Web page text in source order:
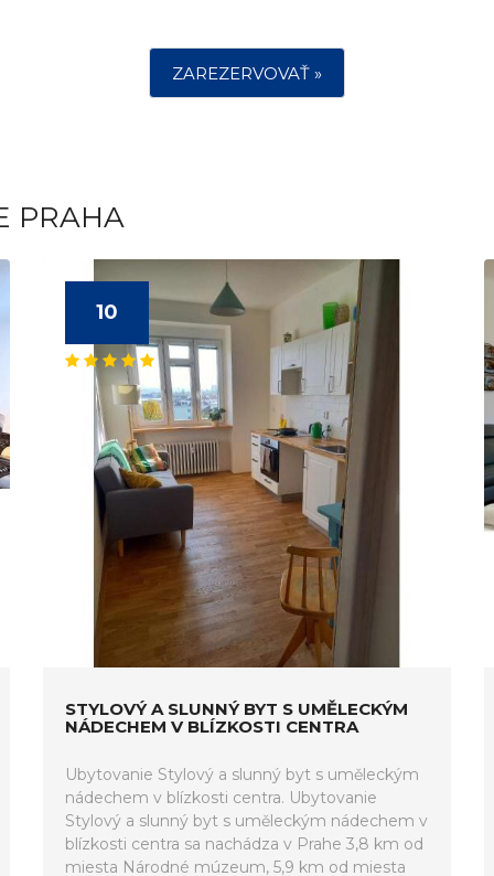
ZAREZERVOVAŤ »
PRAHA
10
STYLOVÝ A SLUNNÝ BYT S UMĚLECKÝM
NÁDECHEM V BLÍZKOSTI CENTRA
Ubytovanie Stylový a slunný byt s uměleckým
nádechem v blízkosti centra. Ubytovanie
Stylový a slunný byt s uměleckým nádechem v
blízkosti centra sa nachádza v Prahe 3,8 km od
miesta Národné múzeum, 5,9 km od miesta